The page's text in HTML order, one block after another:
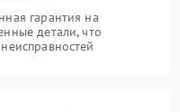
гарантия на
детали, что